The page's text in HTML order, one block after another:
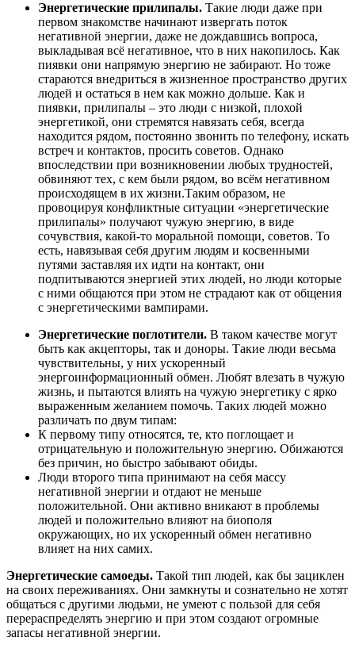
Энергетические прилипалы. Такие люди даже при
первом знакомстве начинают извергать поток
негативной энергии, даже не дождавшись вопроса,
выкладывая всё негативное, что в них накопилось. Как
пиявки они напрямую энергию не забирают. Но тоже
стараются внедриться в жизненное пространство других
людей и остаться в нем как можно дольше. Как и
пиявки, прилипалы – это люди с низкой, плохой
энергетикой, они стремятся навязать себя, всегда
находится рядом, постоянно звонить по телефону, искать
встреч и контактов, просить советов. Однако
впоследствии при возникновении любых трудностей,
обвиняют тех, с кем были рядом, во всём негативном
происходящем в их жизни.Таким образом, не
провоцируя конфликтные ситуации «энергетические
прилипалы» получают чужую энергию, в виде
сочувствия, какой-то моральной помощи, советов. То
есть, навязывая себя другим людям и косвенными
путями заставляя их идти на контакт, они
подпитываются энергией этих людей, но люди которые
с ними общаются при этом не страдают как от общения
с энергетическими вампирами.
Энергетические поглотители. В таком качестве могут
быть как акцепторы, так и доноры. Такие люди весьма
чувствительны, у них ускоренный
энергоинформационный обмен. Любят влезать в чужую
жизнь, и пытаются влиять на чужую энергетику с ярко
выраженным желанием помочь. Таких людей можно
различать по двум типам:
К первому типу относятся, те, кто поглощает и
отрицательную и положительную энергию. Обижаются
без причин, но быстро забывают обиды.
Люди второго типа принимают на себя массу
негативной энергии и отдают не меньше
положительной. Они активно вникают в проблемы
людей и положительно влияют на биополя
окружающих, но их ускоренный обмен негативно
влияет на них самих.
Энергетические самоеды. Такой тип людей, как бы зациклен
на своих переживаниях. Они замкнуты и сознательно не хотят
общаться с другими людьми, не умеют с пользой для себя
перераспределять энергию и при этом создают огромные
запасы негативной энергии.